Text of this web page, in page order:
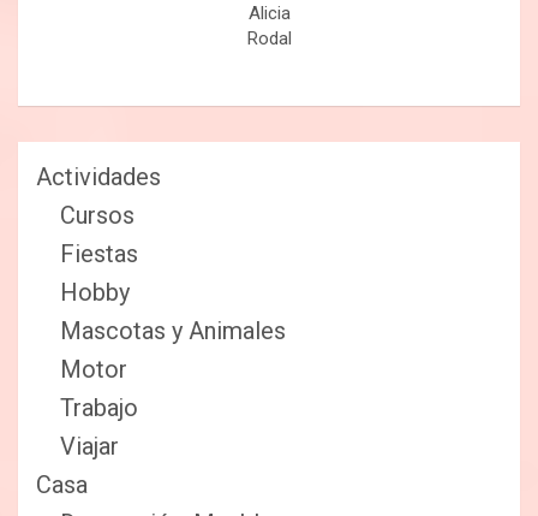
Alicia
Rodal
Actividades
Cursos
Fiestas
Hobby
Mascotas y Animales
Motor
Trabajo
Viajar
Casa